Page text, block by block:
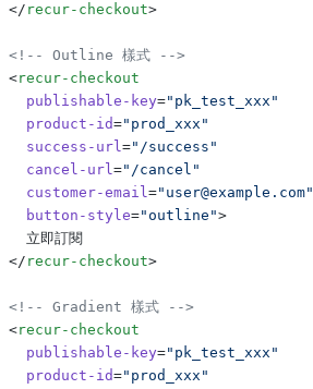
</ recur-checkout>
<!-- Outline 樣式 -->
<recur-checkout
  publishable-key
="pk_test_xxx"
  product-id
="prod_xxx"
  success-url
="/success"
  cancel-url
="/cancel"
  customer-email
="user@example.com"
  button-style
="outline">
  立即訂閱
</ recur-checkout>
<!-- Gradient 樣式 -->
<recur-checkout
  publishable-key
="pk_test_xxx"
  product-id
="prod_xxx"